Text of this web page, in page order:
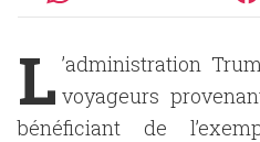
L ’administration
voyageurs
bénéficiant de